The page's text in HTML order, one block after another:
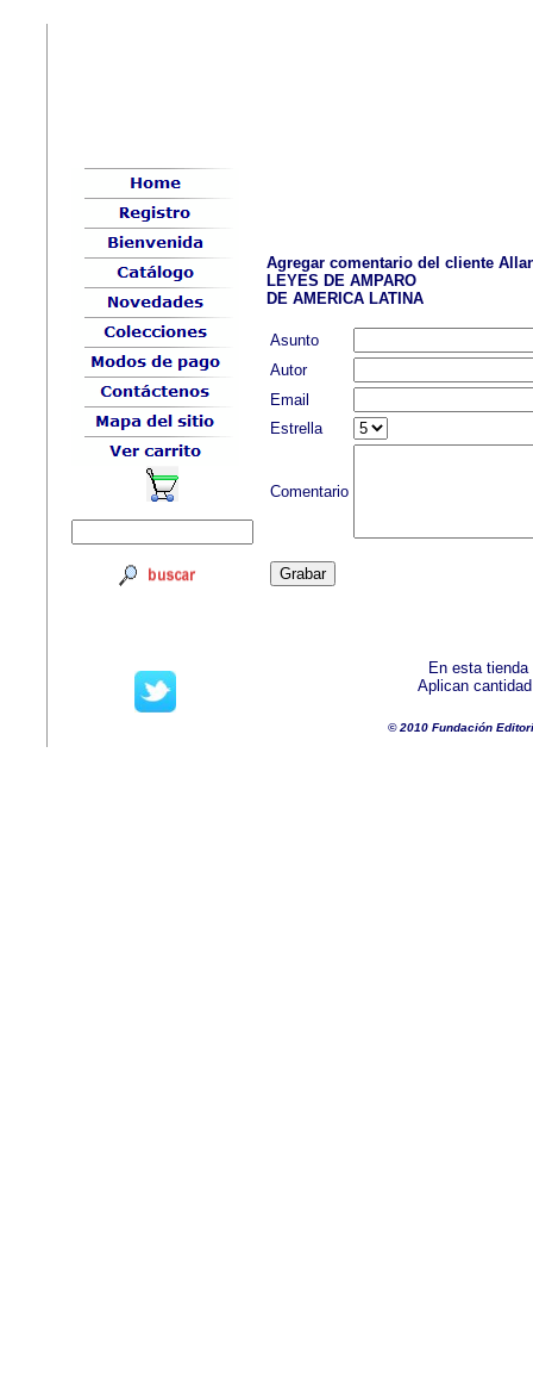
Agregar comentario del cliente
LEYES DE AMPARO
DE AMERICA LATINA
Asunto
Autor
Email
Estrella
Comentario
En esta
Aplican
© 2010 Fundación